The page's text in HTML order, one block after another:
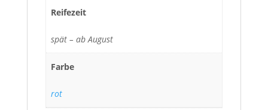
Reifezeit
spät – ab August
Farbe
rot